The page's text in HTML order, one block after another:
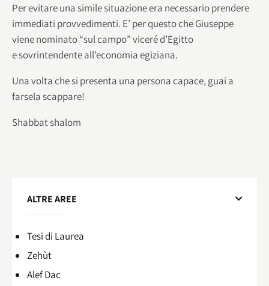
Per evitare una simile situazione era necessario prendere
immediati provvedimenti. E’ per questo che Giuseppe
viene nominato “sul campo” viceré d’Egitto
e sovrintendente all’economia egiziana.
Una volta che si presenta una persona capace, guai a
farsela scappare!
Shabbat shalom
ALTRE AREE
Tesi di Laurea
Zehùt
Alef Dac